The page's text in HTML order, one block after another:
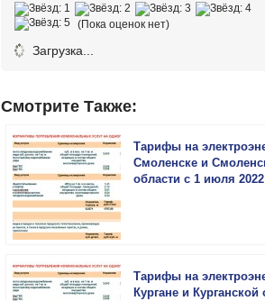
(Пока оценок нет)
Загрузка...
Смотрите Также:
Тарифы на
Смоленске и
области с 1 июля 2022
Тарифы на
Кургане и Курганской